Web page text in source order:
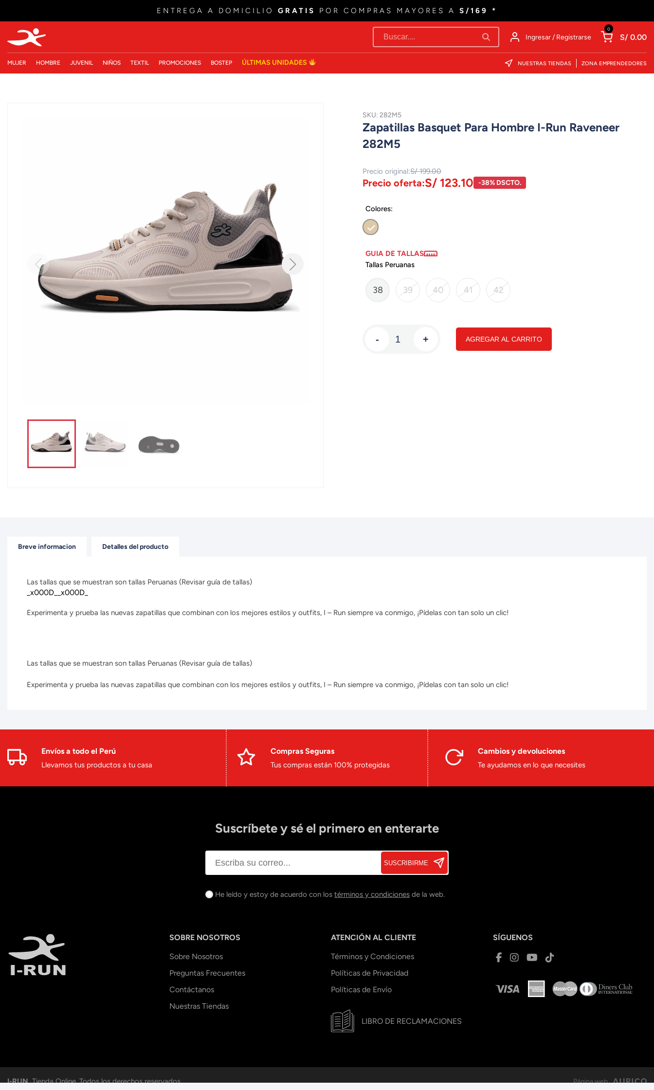
ENTREGA A DOMICILIO GRATIS POR COMPRAS MAYORES A S/169 *
Ingresar / Registrarse
0
S/ 0.00
MUJER HOMBRE JUVENIL NIÑOS TEXTIL PROMOCIONES BOSTEP ÚLTIMAS UNIDADES NUESTRAS TIENDAS ZONA EMPRENDEDORES
SKU: 282M5
Zapatillas Basquet Para Hombre I-Run Raveneer
282M5
Precio original:S/ 199.00
Precio oferta:S/ 123.10 -38% DSCTO.
Colores:
GUIA DE TALLAS
Tallas Peruanas
38 39 40 41 42
- + AGREGAR AL CARRITO
Breve informacion Detalles del producto
Las tallas que se muestran son tallas Peruanas (Revisar guía de tallas)
_x000D__x000D_
Experimenta y prueba las nuevas zapatillas que combinan con los mejores estilos y outfits, I – Run siempre va conmigo, ¡Pídelas con tan solo un clic!
Las tallas que se muestran son tallas Peruanas (Revisar guía de tallas)
Experimenta y prueba las nuevas zapatillas que combinan con los mejores estilos y outfits, I – Run siempre va conmigo, ¡Pídelas con tan solo un clic!
Envíos a todo el Perú
Llevamos tus productos a tu casa
Compras Seguras
Tus compras están 100% protegidas
Cambios y devoluciones
Te ayudamos en lo que necesites
Suscríbete y sé el primero en enterarte
SUSCRIBIRME
He leído y estoy de acuerdo con los términos y condiciones de la web.
SOBRE NOSOTROS
Sobre Nosotros
Preguntas Frecuentes
Contáctanos
Nuestras Tiendas
ATENCIÓN AL CLIENTE
Términos y Condiciones
Políticas de Privacidad
Políticas de Envío
LIBRO DE RECLAMACIONES
SÍGUENOS
I-RUN.Tienda Online. Todos los derechos reservados. Página web